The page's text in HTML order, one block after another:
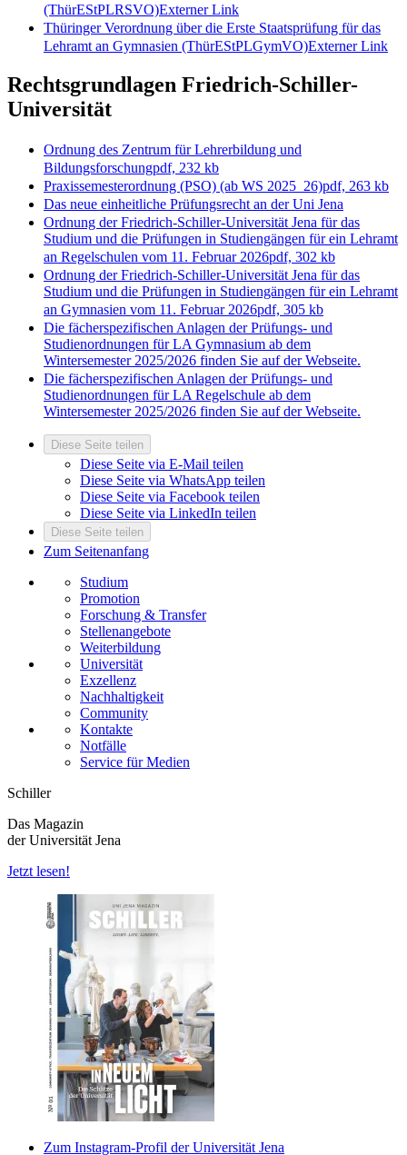
(ThürEStPLRSVO)Externer Link
Thüringer Verordnung über die Erste Staatsprüfung für das
Lehramt an Gymnasien (ThürEStPLGymVO)Externer Link
Rechtsgrundlagen Friedrich-Schiller-
Universität
Ordnung des Zentrum für Lehrerbildung und
Bildungsforschungpdf, 232 kb
Praxissemesterordnung (PSO) (ab WS 2025_26)pdf, 263 kb
Das neue einheitliche Prüfungsrecht an der Uni Jena
Ordnung der Friedrich-Schiller-Universität Jena für das
Studium und die Prüfungen in Studiengängen für ein Lehramt
an Regelschulen vom 11. Februar 2026pdf, 302 kb
Ordnung der Friedrich-Schiller-Universität Jena für das
Studium und die Prüfungen in Studiengängen für ein Lehramt
an Gymnasien vom 11. Februar 2026pdf, 305 kb
Die fächerspezifischen Anlagen der Prüfungs- und
Studienordnungen für LA Gymnasium ab dem
Wintersemester 2025/2026 finden Sie auf der Webseite.
Die fächerspezifischen Anlagen der Prüfungs- und
Studienordnungen für LA Regelschule ab dem
Wintersemester 2025/2026 finden Sie auf der Webseite.
Diese Seite teilen
Diese Seite via E-Mail teilen
Diese Seite via WhatsApp teilen
Diese Seite via Facebook teilen
Diese Seite via LinkedIn teilen
Diese Seite teilen
Zum Seitenanfang
Studium
Promotion
Forschung & Transfer
Stellenangebote
Weiterbildung
Universität
Exzellenz
Nachhaltigkeit
Community
Kontakte
Notfälle
Service für Medien
Schiller
Das Magazin
der Universität Jena
Jetzt lesen!
Zum Instagram-Profil der Universität Jena